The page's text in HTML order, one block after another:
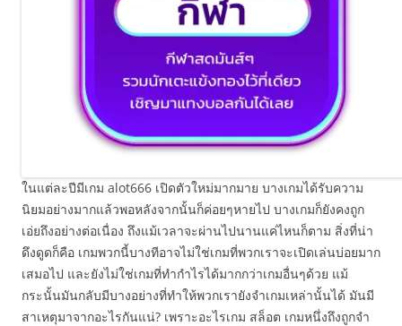
ในแต่ละปีมีเกม alot666 เปิดตัวใหม่มากมาย บางเกมได้รับความ
นิยมอย่างมากแล้วพอหลังจากนั้นก็ค่อยๆหายไป บางเกมก็ยังคงถูก
เอ่ยถึงอย่างต่อเนื่อง ถึงแม้เวลาจะผ่านไปนานแค่ไหนก็ตาม สิ่งที่น่า
ดึงดูดก็คือ เกมพวกนี้บางทีอาจไม่ใช่เกมที่พวกเราจะเปิดเล่นบ่อยมาก
เสมอไป และยังไม่ใช่เกมที่ทำกำไรได้มากกว่าเกมอื่นๆด้วย แม้
กระนั้นมันกลับมีบางอย่างที่ทำให้พวกเรายังจำเกมเหล่านั้นได้ มันมี
สาเหตุมาจากอะไรกันแน่? เพราะอะไรเกม สล็อต เกมหนึ่งถึงถูกจำ